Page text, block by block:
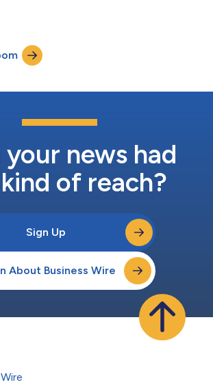
City, prévu pour juillet 2026. La
s’est déroulée en présence de hauts
parties, ave...
your news had
of reach?
Sign Up
About Business Wire